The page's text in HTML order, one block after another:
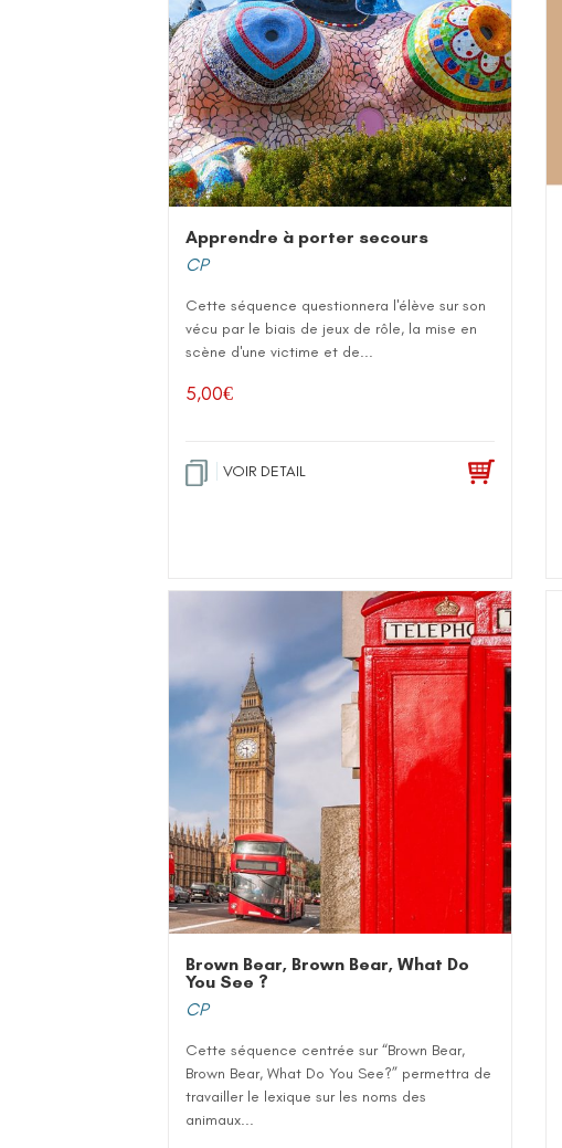
Apprendre à porter secours
CP
Cette séquence questionnera l'élève sur son
vécu par le biais de jeux de rôle, la mise en
scène d'une victime et de...
5,00€
VOIR DETAIL
Brown Bear, Brown Bear, What Do
You See ?
CP
Cette séquence centrée sur “Brown Bear,
Brown Bear, What Do You See?” permettra de
travailler le lexique sur les noms des
animaux...